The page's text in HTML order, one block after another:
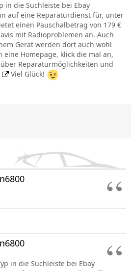
in die Suchleiste bei Ebay
auf eine Reparaturdienst für, unter
einen Pauschalbetrag von 179 €
mit Radioproblemen an. Auch
Gerät werden dort auch wohl
eine Homepage, klick die mal an,
Reparaturmöglichkeiten und
Viel Glück!
in die Suchleiste bei Ebay